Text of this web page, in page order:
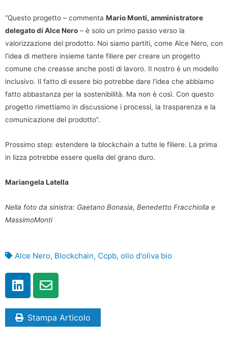
“Questo progetto – commenta Mario Monti, amministratore
delegato di Alce Nero – è solo un primo passo verso la
valorizzazione del prodotto. Noi siamo partiti, come Alce Nero, con
l’idea di mettere insieme tante filiere per creare un progetto
comune che creasse anche posti di lavoro. Il nostro è un modello
inclusivo. Il fatto di essere bio potrebbe dare l’idea che abbiamo
fatto abbastanza per la sostenibilità. Ma non è così. Con questo
progetto rimettiamo in discussione i processi, la trasparenza e la
comunicazione del prodotto”.
Prossimo step: estendere la blockchain a tutte le filiere. La prima
in lizza potrebbe essere quella del grano duro.
Mariangela Latella
Nella foto da sinistra: Gaetano Bonasia, Benedetto Fracchiolla e
MassimoMonti
Alce Nero, Blockchain, Ccpb, olio d'oliva bio
Stampa Articolo